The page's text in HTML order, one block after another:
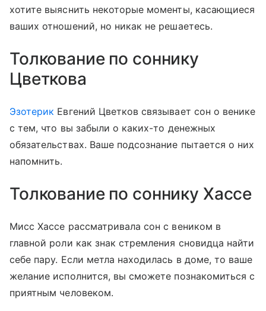
хотите выяснить некоторые моменты, касающиеся
ваших отношений, но никак не решаетесь.
Толкование по соннику
Цветкова
Эзотерик Евгений Цветков связывает сон о венике
с тем, что вы забыли о каких-то денежных
обязательствах. Ваше подсознание пытается о них
напомнить.
Толкование по соннику Хассе
Мисс Хассе рассматривала сон с веником в
главной роли как знак стремления сновидца найти
себе пару. Если метла находилась в доме, то ваше
желание исполнится, вы сможете познакомиться с
приятным человеком.